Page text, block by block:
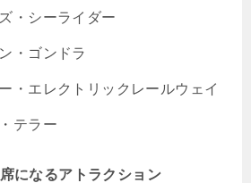
・シーライダー
・ゴンドラ
・エレクトリックレールウェイ
テラー
になるアトラクション